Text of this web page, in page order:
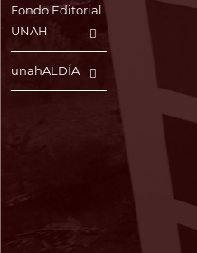
Fondo Editorial
UNAH
unahALDÍA